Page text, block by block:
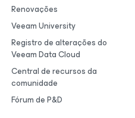
Renovações
Veeam University
Registro de alterações do
Veeam Data Cloud
Central de recursos da
comunidade
Fórum de P&D